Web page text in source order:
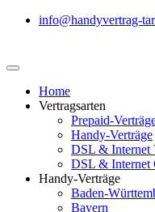
info@handyvertrag-
Home
Vertragsarten
Prepaid-
Handy-Verträge
DSL & Internet
DSL & Internet
Handy-Verträge
Baden-
Bayern